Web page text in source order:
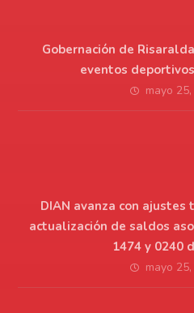
Gobernación de
eventos
mayo
DIAN avanza con
actualización de saldos
1474 y 0240
mayo